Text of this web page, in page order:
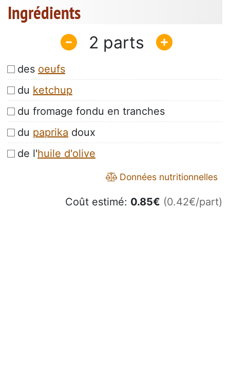
Ingrédients
2
des oeufs
du ketchup
du fromage fondu en tranches
du paprika doux
de l'huile d'olive
Données nutritionnelles
Coût estimé: 0.85€ (0.42€/part)